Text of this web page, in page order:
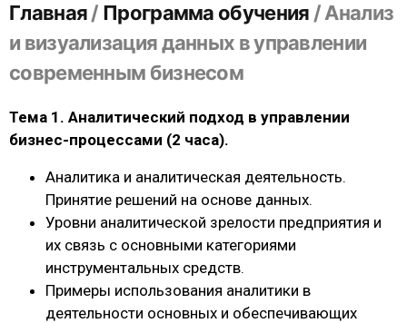
Главная/ Программа обучения /Анализ
и визуализация данных в управлении
современным бизнесом
Тема 1. Аналитический подход в управлении
бизнес-процессами (2 часа).
Аналитика и аналитическая деятельность.
Принятие решений на основе данных.
Уровни аналитической зрелости предприятия и
их связь с основными категориями
инструментальных средств.
Примеры использования аналитики в
деятельности основных и обеспечивающих